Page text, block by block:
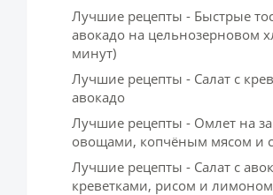
Лучшие рецепты - Быстрые
авокадо на цельнозерновом
минут)
Лучшие рецепты - Салат с
авокадо
Лучшие рецепты - Омлет на
овощами, копчёным мясом и
Лучшие рецепты - Салат с
креветками, рисом и лимоном